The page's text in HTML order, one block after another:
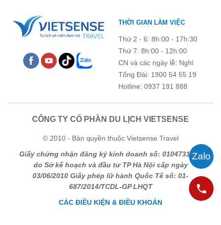
THỜI GIAN LÀM VIỆC
Thứ 2 - 6: 8h:00 - 17h:30
Thứ 7: 8h:00 - 12h:00
CN và các ngày lễ: Nghỉ
Tổng Đài: 1900 54 55 19
Hotline: 0937 191 888
CÔNG TY CỔ PHẦN DU LỊCH VIETSENSE
© 2010 - Bản quyền thuộc Vietsense Travel
Giấy chứng nhận đăng ký kinh doanh số: 0104731205
do Sở kế hoạch và đầu tư TP Hà Nội cấp ngày
03/06/2010 Giấy phép lữ hành Quốc Tế số: 01-
687/2014/TCDL-GP LHQT
CÁC ĐIỀU KIỆN & ĐIỀU KHOẢN